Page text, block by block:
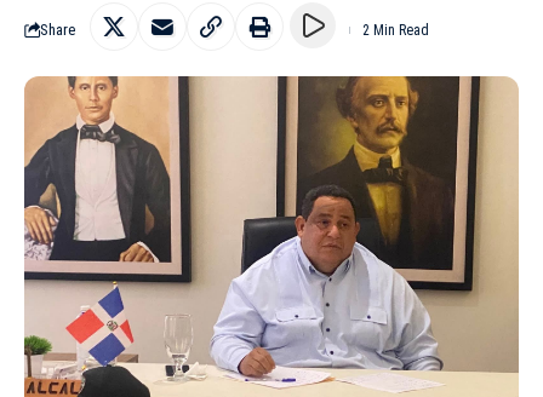
Share 2 Min Read